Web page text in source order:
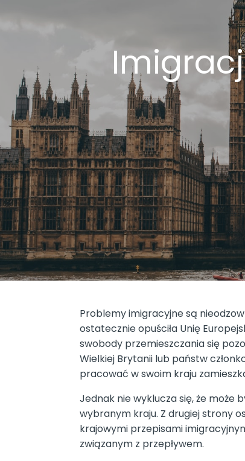
Problemy imigracyjne są
ostatecznie opuściła Unię
swobody przemieszczania się
Wielkiej Brytanii lub państw
pracować w swoim kraju
Jednak nie wyklucza się, że
wybranym kraju. Z drugiej strony
krajowymi przepisami
związanym z przepływem.